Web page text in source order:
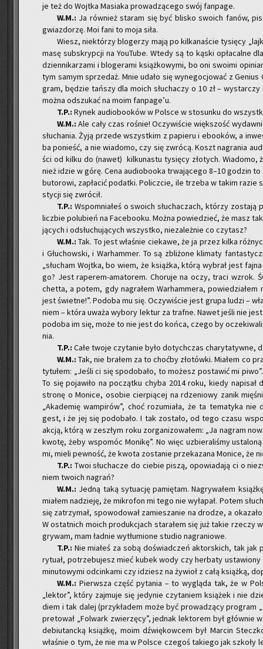
je też do Wojt­ka Ma­sia­ka pro­wa­dzą­ce­go swój fan­pa­ge.
W.M.: Ja rów­nież sta­ram się być bli­sko swo­ich fanów,
gwiaz­do­rzę. Moi fani to moja siła.
Wiesz, nie­któ­rzy blo­ge­rzy mają po kil­ka­na­ście ty­się­cy
masę sub­skryp­cji na YouTu­be. Wtedy są to kąski opła­cal­ne
dzien­ni­ka­rza­mi i blo­ge­ra­mi książ­ko­wy­mi, bo oni swo­imi
tym samym sprze­daż. Mnie udało się wy­ne­go­cjo­wać z
gram, bę­dzie tań­szy dla moich słu­cha­czy o 10 zł –
można od­szu­kać na moim fan­pa­ge’u.
T.P.: Rynek au­dio­bo­oków w Pol­sce w sto­sun­ku do
W.M.: Ale cały czas ro­śnie! Oczy­wi­ście więk­szość
słu­cha­nia. Żyją przede wszyst­kim z pa­pie­ru i ebo­oków, a
ba po­nieść, a nie wia­do­mo, czy się zwró­cą. Koszt na­gra­nia
ści od kilku do (nawet) kil­ku­na­stu ty­się­cy zło­tych.
nież idzie w górę. Cena au­dio­bo­oka trwa­ją­ce­go 8–10 go­dzin
bu­to­ro­wi, za­pła­cić po­dat­ki. Po­licz­cie, ile trze­ba w takim
sty­cji się zwró­cił.
T.P.: Wspo­mnia­łeś o swo­ich słu­cha­czach, któ­rzy
licz­bie po­lu­bień na Fa­ce­bo­oku. Można po­wie­dzieć, że masz
ją­cych i od­słu­chu­ją­cych wszyst­ko, nie­za­leż­nie co czy­tasz?
W.M.: Tak. To jest wła­śnie cie­ka­we, że ja przez kilka
i Głu­chow­ski, i War­ham­mer. To są zbli­żo­ne kli­ma­ty
„słu­cham Wojt­ka, bo wiem, że książ­ka, którą wy­brał jest
go? Jest ra­pe­rem-ama­to­rem. Cho­ru­je na oczy, traci wzrok.
chet­ta, a potem, gdy na­gra­łem War­ham­me­ra, po­wie­dzia­łem
jest świet­ne!”. Po­do­ba mu się. Oczy­wi­ście jest grupa ludzi –
niem – która uważa wy­bo­ry lek­tur za traf­ne. Nawet jeśli nie
po­do­ba im się, może to nie jest do końca, czego by
nia.
T.P.: Całe twoje czy­ta­nie było do­tych­czas cha­ry­ta­tyw­ne,
W.M.: Tak, nie bra­łem za to choć­by zło­tów­ki. Mia­łem co
ty­tu­łem: „Jeśli ci się spodo­ba­ło, to mo­żesz po­sta­wić mi
To się po­ja­wi­ło na po­cząt­ku chyba 2014 roku, kiedy
stro­nę o Mo­ni­ce, oso­bie cier­pią­cej na rdze­nio­wy zanik
„Aka­de­mię wam­pi­rów”, choć ro­zu­mia­ła, że ta te­ma­ty­ka
gest, i że jej się po­do­ba­ło. I tak zo­sta­ło, od tego czasu
akcją, którą w ze­szłym roku zor­ga­ni­zo­wa­łem: „Ja na­gram
kwotę, żeby wspo­móc Mo­ni­kę”. No więc uzbie­ra­li­śmy
mi, mieli pew­ność, że kwota zo­sta­nie prze­ka­za­na Mo­ni­ce, że
T.P.: Twoi słu­cha­cze do cie­bie piszą, opo­wia­da­ją ci o
niem two­ich na­grań?
W.M.: Jedną taką sy­tu­ację pa­mię­tam. Na­gry­wa­łem
mia­łem na­dzie­ję, że mi­kro­fon mi tego nie wy­ła­pał. Potem
się za­trzy­mał, spo­wo­do­wał za­mie­sza­nie na dro­dze, a
W ostat­nich moich pro­duk­cjach sta­ra­łem się już takie rze­czy
gry­wam, mam ład­nie wy­tłu­mio­ne stu­dio na­gra­nio­we.
T.P.: Nie mia­łeś za sobą do­świad­czeń ak­tor­skich, tak
ry­tu­ał, po­trze­bu­jesz mieć kubek wody czy her­ba­ty
mi­nu­to­wy­mi od­cin­ka­mi czy idziesz na ży­wioł z całą książ­ką,
W.M.: Pierw­sza część py­ta­nia – to wy­glą­da tak, że w
„lek­tor”, który zaj­mu­je się je­dy­nie czy­ta­niem ksią­żek i nie
diem i tak dalej (przy­kła­dem może być pro­wa­dzą­cy
pre­to­wał „Fol­wark zwie­rzę­cy”, jed­nak lek­to­rem był głów­nie
de­biu­tanc­ką książ­kę, moim dźwię­kow­cem był Mar­cin
wła­śnie o tym, że nie ma w Pol­sce cze­goś ta­kie­go jak